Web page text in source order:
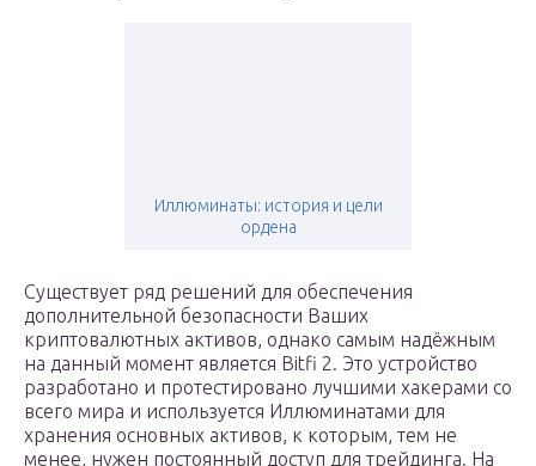
Иллюминаты: история и цели
ордена
Существует ряд решений для обеспечения
дополнительной безопасности Ваших
криптовалютных активов, однако самым надёжным
на данный момент является Bitfi 2. Это устройство
разработано и протестировано лучшими хакерами со
всего мира и используется Иллюминатами для
хранения основных активов, к которым, тем не
менее, нужен постоянный доступ для трейдинга. На